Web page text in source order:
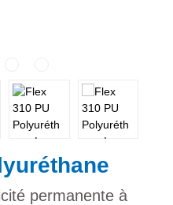
permanente à